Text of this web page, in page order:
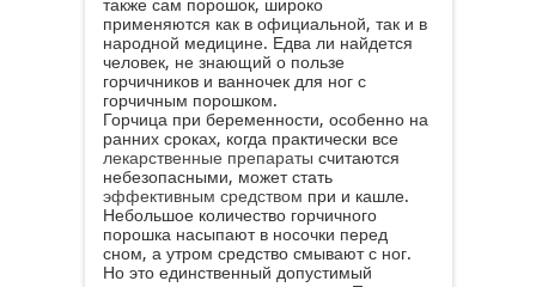
также сам порошок, широко
применяются как в официальной, так и в
народной медицине. Едва ли найдется
человек, не знающий о пользе
горчичников и ванночек для ног с
горчичным порошком.
Горчица при беременности, особенно на
ранних сроках, когда практически все
лекарственные препараты считаются
небезопасными, может стать
эффективным средством при и кашле.
Небольшое количество горчичного
порошка насыпают в носочки перед
сном, а утром средство смывают с ног.
Но это единственный допустимый